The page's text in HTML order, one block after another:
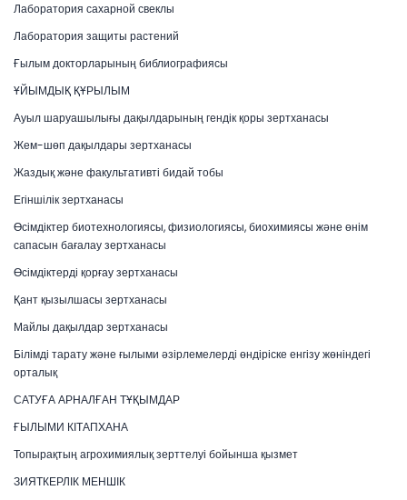
Лаборатория сахарной свеклы
Лаборатория защиты растений
Ғылым докторларының библиографиясы
ҰЙЫМДЫҚ ҚҰРЫЛЫМ
Ауыл шаруашылығы дақылдарының гендік қоры зертханасы
Жем-шөп дақылдары зертханасы
Жаздық және факультативті бидай тобы
Егіншілік зертханасы
Өсімдіктер биотехнологиясы, физиологиясы, биохимиясы және өнім
сапасын бағалау зертханасы
Өсімдіктерді қорғау зертханасы
Қант қызылшасы зертханасы
Майлы дақылдар зертханасы
Білімді тарату және ғылыми әзірлемелерді өндіріске енгізу жөніндегі
орталық
САТУҒА АРНАЛҒАН ТҰҚЫМДАР
ҒЫЛЫМИ КІТАПХАНА
Топырақтың агрохимиялық зерттелуі бойынша қызмет
ЗИЯТКЕРЛІК МЕНШІК